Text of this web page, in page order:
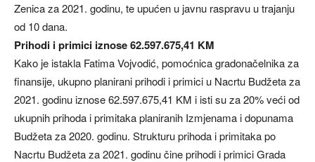
Zenica za 2021. godinu, te upućen u javnu raspravu u trajanju
od 10 dana.
Prihodi i primici iznose 62.597.675,41 KM
Kako je istakla Fatima Vojvodić, pomoćnica gradonačelnika za
finansije, ukupno planirani prihodi i primici u Nacrtu Budžeta za
2021. godinu iznose 62.597.675,41 KM i isti su za 20% veći od
ukupnih prihoda i primitaka planiranih Izmjenama i dopunama
Budžeta za 2020. godinu. Strukturu prihoda i primitaka po
Nacrtu Budžeta za 2021. godinu čine prihodi i primici Grada